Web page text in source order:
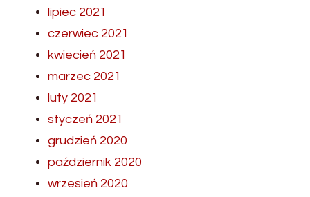
lipiec 2021
czerwiec 2021
kwiecień 2021
marzec 2021
luty 2021
styczeń 2021
grudzień 2020
październik 2020
wrzesień 2020